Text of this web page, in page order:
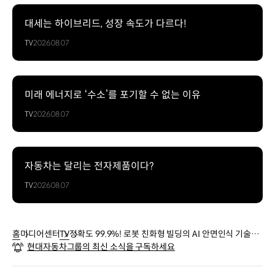
대세는 하이브리드, 성장 속도가 다르다!
TV2026.08.07
미래 에너지로 ‘수소’를 포기할 수 없는 이유
TV2026.08.07
자동차는 달리는 전자제품이다?
TV2026.08.07
홈미디어센터TV정확도 99.9%! 로봇 친화형 빌딩의 AI 안면인식 기술
은?
현대자동차그룹의 최신 소식을 구독하세요